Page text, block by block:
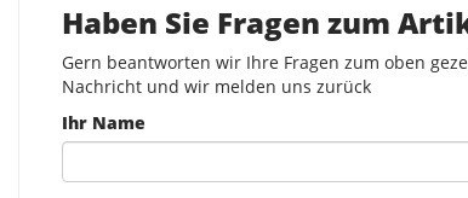
Haben Sie Fragen zum
Gern beantworten wir Ihre Fragen zum oben
Nachricht und wir melden uns zurück
Ihr Name